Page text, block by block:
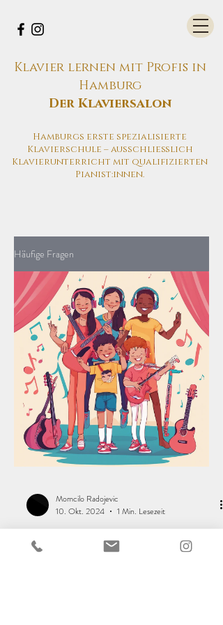
Klavier lernen mit Profis in
Hamburg
Der Klaviersalon
Hamburgs erste spezialisierte
Klavierschule – ausschließlich
Klavierunterricht mit qualifizierten
Pianist:innen.
Häufige Fragen
Momcilo Radojevic
10. Okt. 2024
1 Min. Lesezeit
Wie oft sollte man